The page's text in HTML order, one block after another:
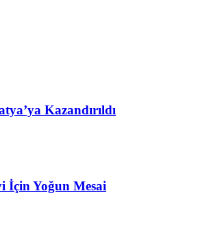
Kazandırıldı
İçin Yoğun Mesai